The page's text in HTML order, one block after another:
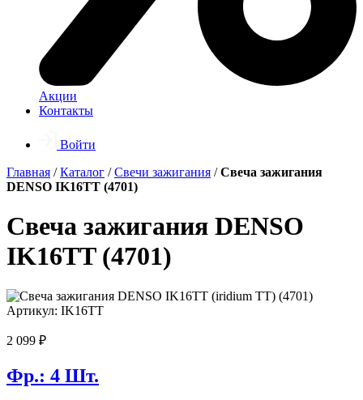
Акции
Контакты
Войти
Главная /Каталог /Свечи зажигания /Свеча зажигания
DENSO IK16TT (4701)
Свеча зажигания DENSO
IK16TT (4701)
Артикул: IK16TT
2 099 ₽
Фр.: 4 Шт.